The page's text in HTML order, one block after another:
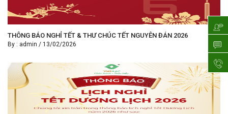
THÔNG BÁO NGHỈ TẾT & THƯ CHÚC TẾT NGUYÊN ĐÁN 2026
By : admin / 13/02/2026